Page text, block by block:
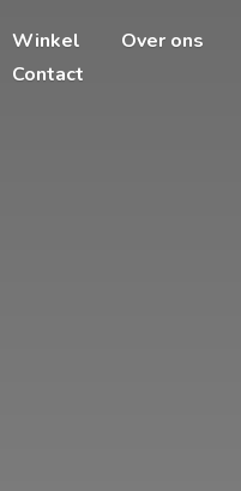
Winkel Over ons
Contact